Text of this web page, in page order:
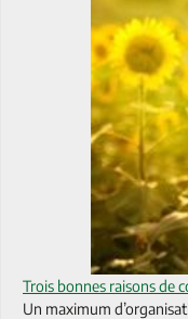
Trois bonnes raisons de
Un maximum